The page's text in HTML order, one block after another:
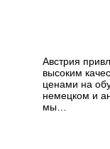
Австрия
высоким
ценами на
немецком и
мы…